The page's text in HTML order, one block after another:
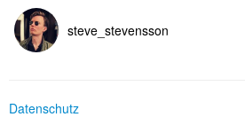
steve_stevensson
Datenschutz